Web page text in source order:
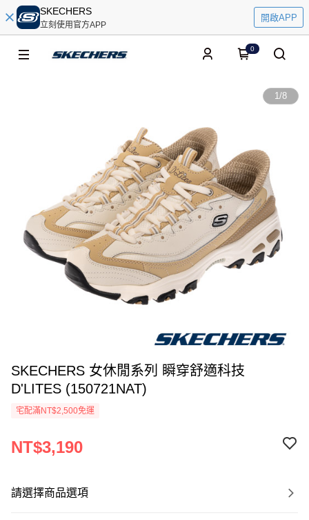
SKECHERS
立刻使用官方APP
開啟APP
0
1/8
SKECHERS 女休閒系列 瞬穿舒適科技
D'LITES (150721NAT)
宅配滿NT$2,500免運
NT$3,190
請選擇商品選項